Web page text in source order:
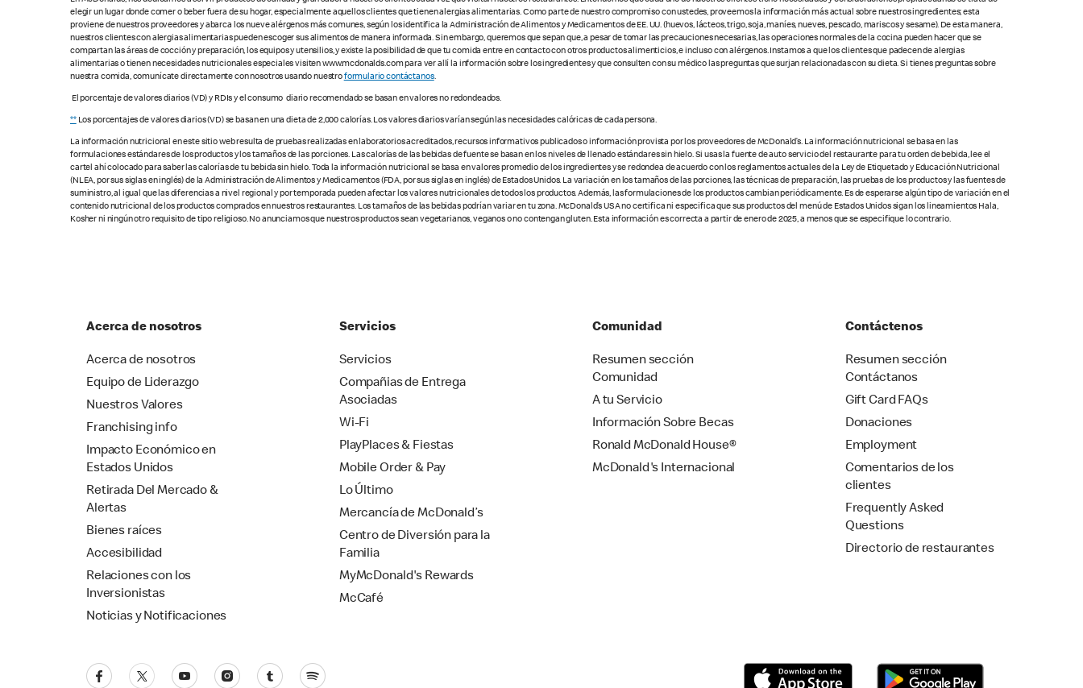
elegir un lugar donde comer o beber fuera de su hogar, especialmente aquellos clientes que tienen alergias alimentarias. Como parte de nuestro compromiso con ustedes, proveemos la información más actual sobre nuestros ingredientes; esta
proviene de nuestros proveedores y abarca los nueve alérgenos más comunes, según los identifica la Administración de Alimentos y Medicamentos de EE. UU. (huevos, lácteos, trigo, soja, maníes, nueves, pescado, mariscos y sesame). De esta manera,
nuestros clientes con alergias alimentarias pueden escoger sus alimentos de manera informada. Sin embargo, queremos que sepan que, a pesar de tomar las precauciones necesarias, las operaciones normales de la cocina pueden hacer que se
compartan las áreas de cocción y preparación, los equipos y utensilios, y existe la posibilidad de que tu comida entre en contacto con otros productos alimenticios, e incluso con alérgenos. Instamos a que los clientes que padecen de alergias
alimentarias o tienen necesidades nutricionales especiales visiten www.mcdonalds.com para ver allí la información sobre los ingredientes y que consulten con su médico las preguntas que surjan relacionadas con su dieta. Si tienes preguntas sobre
nuestra comida, comunícate directamente con nosotros usando nuestroformulario contáctanos.
El porcentaje de valores diarios (VD) y RDIs y el consumo diario recomendado se basan en valores no redondeados.
**Los porcentajes de valores diarios (VD) se basan en una dieta de 2,000 calorías. Los valores diarios varían según las necesidades calóricas de cada persona.
La información nutricional en este sitio web resulta de pruebas realizadas en laboratorios acreditados, recursos informativos publicados o información provista por los proveedores de McDonald’s. La información nutricional se basa en las
formulaciones estándares de los productos y los tamaños de las porciones. Las calorías de las bebidas de fuente se basan en los niveles de llenado estándares sin hielo. Si usas la fuente de auto servicio del restaurante para tu orden de bebida, lee el
cartel ahí colocado para saber las calorías de tu bebida sin hielo. Toda la información nutricional se basa en valores promedio de los ingredientes y se redondea de acuerdo con los reglamentos actuales de la Ley de Etiquetado y Educación Nutricional
(NLEA, por sus siglas en inglés) de la Administración de Alimentos y Medicamentos (FDA, por sus siglas en inglés) de Estados Unidos. La variación en los tamaños de las porciones, las técnicas de preparación, las pruebas de los productos y las fuentes de
suministro, al igual que las diferencias a nivel regional y por temporada pueden afectar los valores nutricionales de todos los productos. Además, las formulaciones de los productos cambian periódicamente. Es de esperarse algún tipo de variación en el
contenido nutricional de los productos comprados en nuestros restaurantes. Los tamaños de las bebidas podrían variar en tu zona. McDonald’s USA no certifica ni especifica que sus productos del menú de Estados Unidos sigan los lineamientos Hala,
Kosher ni ningún otro requisito de tipo religioso. No anunciamos que nuestros productos sean vegetarianos, veganos o no contengan gluten. Esta información es correcta a partir de enero de 2025, a menos que se especifique lo contrario.
Acerca de nosotros
Acerca de nosotros
Equipo de Liderazgo
Nuestros Valores
Franchising info
Impacto Económico en
Estados Unidos
Retirada Del Mercado &
Alertas
Bienes raíces
Accesibilidad
Relaciones con los
Inversionistas
Noticias y Notificaciones
Servicios
Servicios
Compañias de Entrega
Asociadas
Wi-Fi
PlayPlaces & Fiestas
Mobile Order & Pay
Lo Último
Mercancía de McDonald’s
Centro de Diversión para la
Familia
MyMcDonald's Rewards
McCafé
Comunidad
Resumen sección
Comunidad
A tu Servicio
Información Sobre Becas
Ronald McDonald House®
McDonald's Internacional
Contáctenos
Resumen sección
Contáctanos
Gift Card FAQs
Donaciones
Employment
Comentarios de los
clientes
Frequently Asked
Questions
Directorio de restaurantes